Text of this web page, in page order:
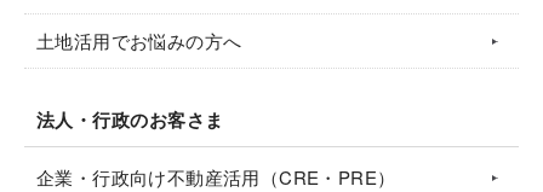
土地活用でお悩みの方へ
法人・行政のお客さま
企業・行政向け不動産活用（CRE・PRE）